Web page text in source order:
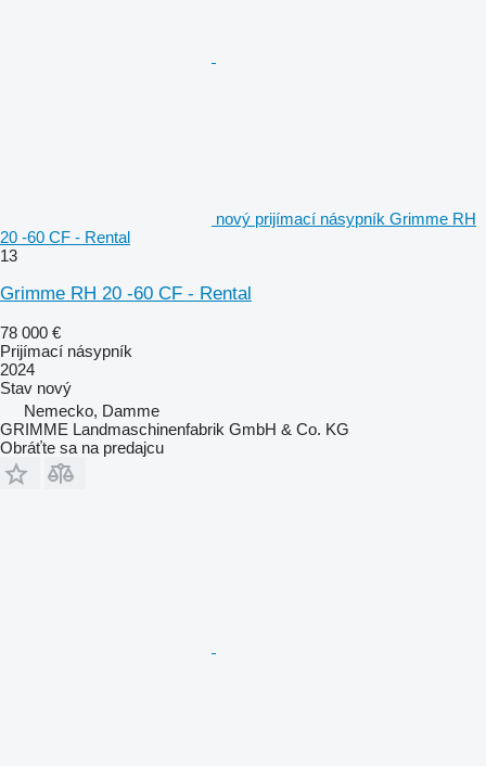
nový prijímací násypník Grimme RH
20 -60 CF - Rental
13
Grimme RH 20 -60 CF - Rental
78 000 €
Prijímací násypník
2024
Stav nový
Nemecko, Damme
GRIMME Landmaschinenfabrik GmbH & Co. KG
Obráťte sa na predajcu